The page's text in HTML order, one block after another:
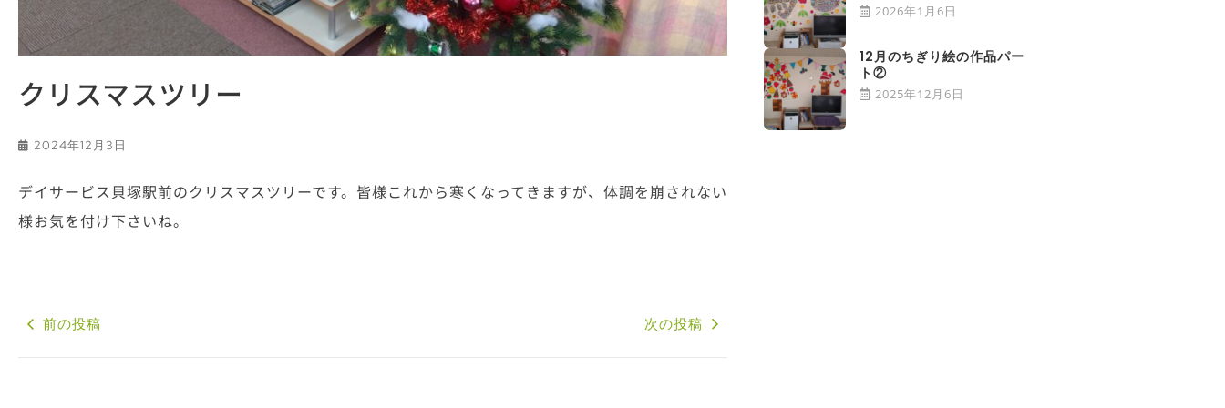
クリスマスツリー
2024年12月3日
デイサービス貝塚駅前のクリスマスツリーです。皆様これから寒くなってきますが、体調を崩されない
様お気を付け下さいね。
前の投稿 次の投稿
2026年1月6日
12月のちぎり絵の作品パー
ト②
2025年12月6日